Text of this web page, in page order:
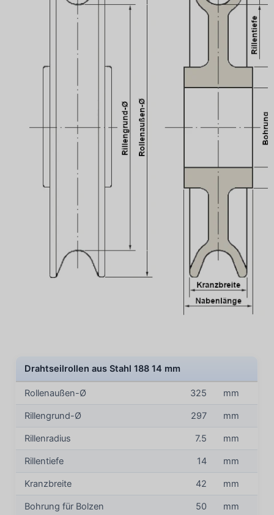
Drahtseilrollen aus Stahl 188 14 mm
Rollenaußen-Ø 325 mm
Rillengrund-Ø 297 mm
Rillenradius 7.5 mm
Rillentiefe 14 mm
Kranzbreite 42 mm
Bohrung für Bolzen 50 mm